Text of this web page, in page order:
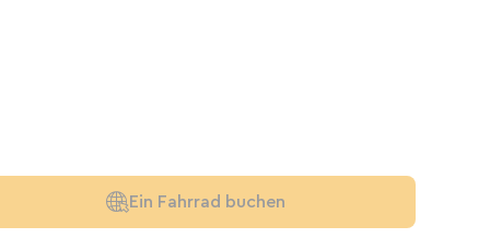
Ein Fahrrad buchen